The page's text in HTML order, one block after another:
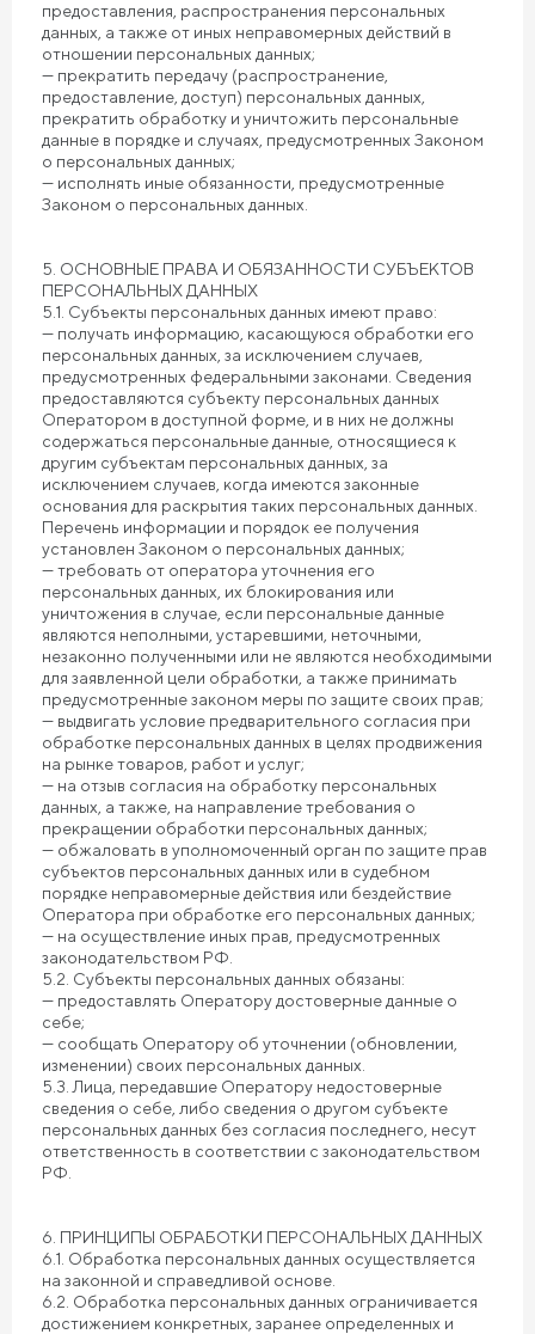
предоставления, распространения персональных
данных, а также от иных неправомерных действий в
отношении персональных данных;
— прекратить передачу (распространение,
предоставление, доступ) персональных данных,
прекратить обработку и уничтожить персональные
данные в порядке и случаях, предусмотренных Законом
о персональных данных;
— исполнять иные обязанности, предусмотренные
Законом о персональных данных.
5. ОСНОВНЫЕ ПРАВА И ОБЯЗАННОСТИ СУБЪЕКТОВ
ПЕРСОНАЛЬНЫХ ДАННЫХ
5.1. Субъекты персональных данных имеют право:
— получать информацию, касающуюся обработки его
персональных данных, за исключением случаев,
предусмотренных федеральными законами. Сведения
предоставляются субъекту персональных данных
Оператором в доступной форме, и в них не должны
содержаться персональные данные, относящиеся к
другим субъектам персональных данных, за
исключением случаев, когда имеются законные
основания для раскрытия таких персональных данных.
Перечень информации и порядок ее получения
установлен Законом о персональных данных;
— требовать от оператора уточнения его
персональных данных, их блокирования или
уничтожения в случае, если персональные данные
являются неполными, устаревшими, неточными,
незаконно полученными или не являются необходимыми
для заявленной цели обработки, а также принимать
предусмотренные законом меры по защите своих прав;
— выдвигать условие предварительного согласия при
обработке персональных данных в целях продвижения
на рынке товаров, работ и услуг;
— на отзыв согласия на обработку персональных
данных, а также, на направление требования о
прекращении обработки персональных данных;
— обжаловать в уполномоченный орган по защите прав
субъектов персональных данных или в судебном
порядке неправомерные действия или бездействие
Оператора при обработке его персональных данных;
— на осуществление иных прав, предусмотренных
законодательством РФ.
5.2. Субъекты персональных данных обязаны:
— предоставлять Оператору достоверные данные о
себе;
— сообщать Оператору об уточнении (обновлении,
изменении) своих персональных данных.
5.3. Лица, передавшие Оператору недостоверные
сведения о себе, либо сведения о другом субъекте
персональных данных без согласия последнего, несут
ответственность в соответствии с законодательством
РФ.
6. ПРИНЦИПЫ ОБРАБОТКИ ПЕРСОНАЛЬНЫХ ДАННЫХ
6.1. Обработка персональных данных осуществляется
на законной и справедливой основе.
6.2. Обработка персональных данных ограничивается
достижением конкретных, заранее определенных и